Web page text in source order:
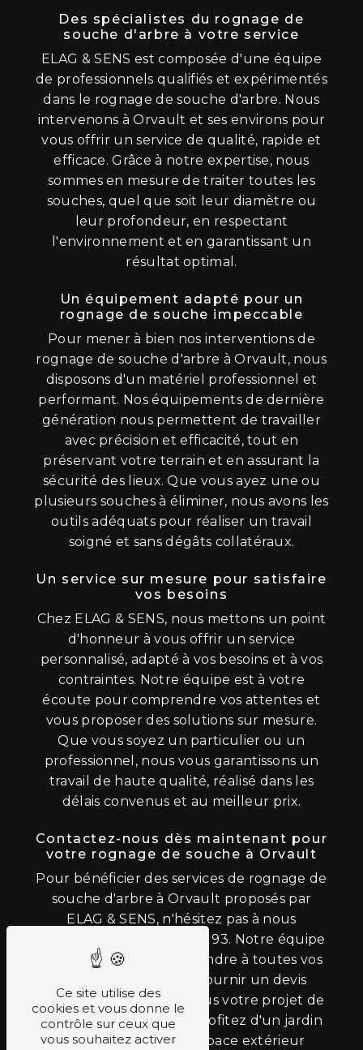
Des spécialistes du rognage de
souche d'arbre à votre service
ELAG & SENS est composée d'une équipe
de professionnels qualifiés et expérimentés
dans le rognage de souche d'arbre. Nous
intervenons à Orvault et ses environs pour
vous offrir un service de qualité, rapide et
efficace. Grâce à notre expertise, nous
sommes en mesure de traiter toutes les
souches, quel que soit leur diamètre ou
leur profondeur, en respectant
l'environnement et en garantissant un
résultat optimal.
Un équipement adapté pour un
rognage de souche impeccable
Pour mener à bien nos interventions de
rognage de souche d'arbre à Orvault, nous
disposons d'un matériel professionnel et
performant. Nos équipements de dernière
génération nous permettent de travailler
avec précision et efficacité, tout en
préservant votre terrain et en assurant la
sécurité des lieux. Que vous ayez une ou
plusieurs souches à éliminer, nous avons les
outils adéquats pour réaliser un travail
soigné et sans dégâts collatéraux.
Un service sur mesure pour satisfaire
vos besoins
Chez ELAG & SENS, nous mettons un point
d'honneur à vous offrir un service
personnalisé, adapté à vos besoins et à vos
contraintes. Notre équipe est à votre
écoute pour comprendre vos attentes et
vous proposer des solutions sur mesure.
Que vous soyez un particulier ou un
professionnel, nous vous garantissons un
travail de haute qualité, réalisé dans les
délais convenus et au meilleur prix.
Contactez-nous dès maintenant pour
votre rognage de souche à Orvault
Pour bénéficier des services de rognage de
souche d'arbre à Orvault proposés par
ELAG & SENS, n'hésitez pas à nous
contacter au 02 40 87 05 93. Notre équipe
se fera un plaisir de répondre à toutes vos
questions et de vous fournir un devis
personnalisé. Confiez-nous votre projet de
rognage de souche et profitez d'un jardin
impeccable et d'un espace extérieur
Ce site utilise des
cookies et vous donne le
contrôle sur ceux que
vous souhaitez activer